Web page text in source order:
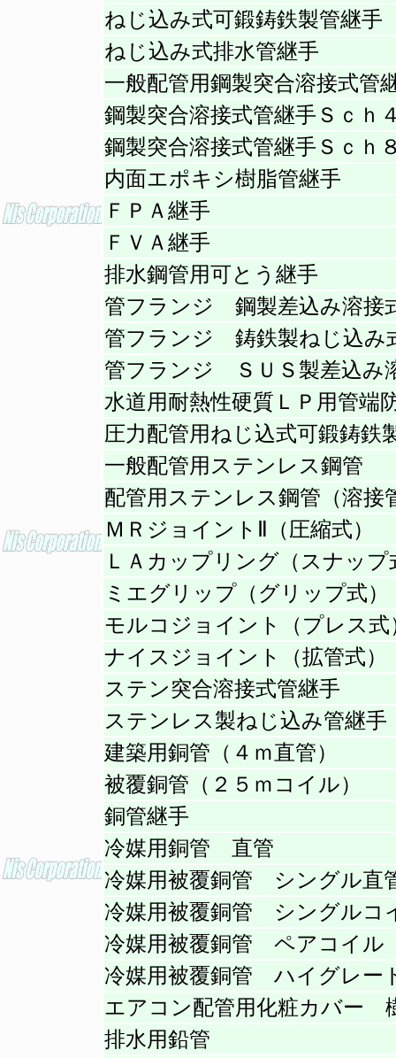
ねじ込み式可鍛鋳鉄製管継手
ねじ込み式排水管継手
一般配管用鋼製突合溶接式管
鋼製突合溶接式管継手Ｓｃｈ
鋼製突合溶接式管継手Ｓｃｈ
内面エポキシ樹脂管継手
ＦＰＡ継手
ＦＶＡ継手
排水鋼管用可とう継手
管フランジ 鋼製差込み溶接
管フランジ 鋳鉄製ねじ込み
管フランジ ＳＵＳ製差込み
水道用耐熱性硬質ＬＰ用管端
圧力配管用ねじ込式可鍛鋳鉄
一般配管用ステンレス鋼管
配管用ステンレス鋼管（溶接
ＭＲジョイントⅡ（圧縮式）
ＬＡカップリング（スナップ
ミエグリップ（グリップ式）
モルコジョイント（プレス式
ナイスジョイント（拡管式）
ステン突合溶接式管継手
ステンレス製ねじ込み管継手
建築用銅管（４ｍ直管）
被覆銅管（２５ｍコイル）
銅管継手
冷媒用銅管 直管
冷媒用被覆銅管 シングル直
冷媒用被覆銅管 シングルコ
冷媒用被覆銅管 ペアコイル
冷媒用被覆銅管 ハイグレー
エアコン配管用化粧カバー
排水用鉛管